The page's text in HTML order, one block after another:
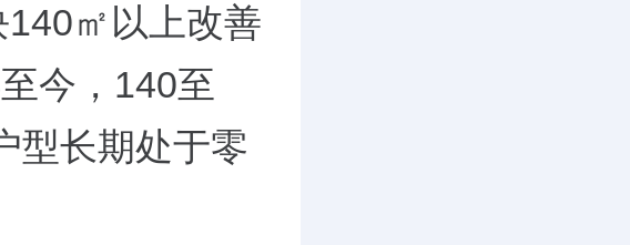
㎡以上改善
今，140至
型长期处于零